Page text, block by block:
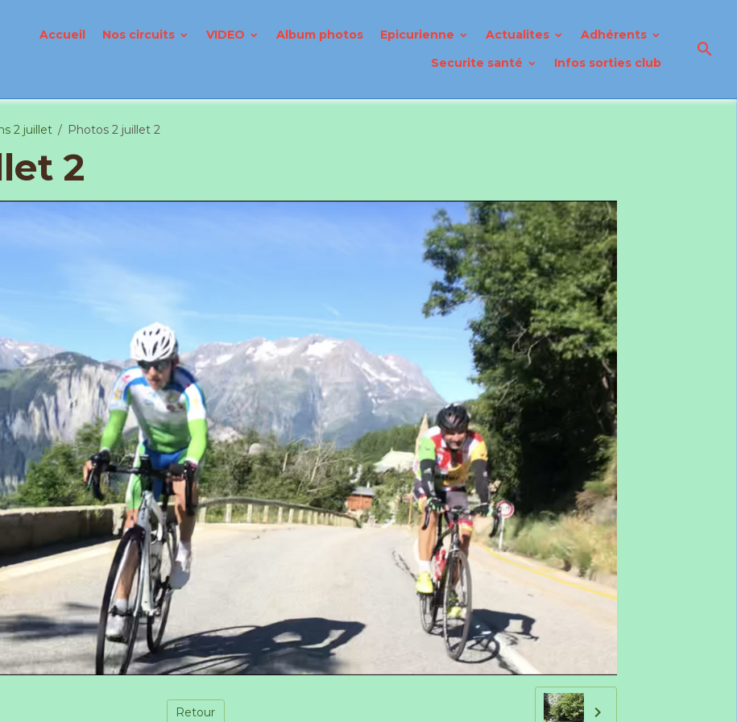
Accueil Nos circuits VIDEO Album photos Epicurienne Actualites
Adhérents
Securite santé
Infos sorties club
2 juillet Photos 2 juillet 2
2
Retour